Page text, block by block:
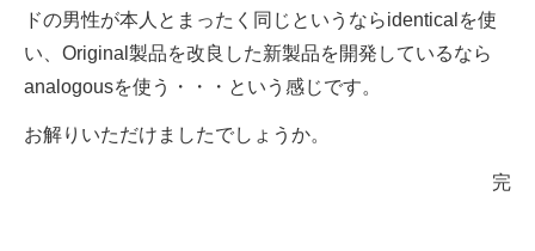
ドの男性が本人とまったく同じというならidenticalを使
い、Original製品を改良した新製品を開発しているなら
analogousを使う・・・という感じです。
お解りいただけましたでしょうか。
完